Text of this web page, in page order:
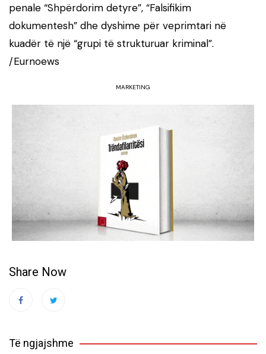
penale “Shpërdorim detyre”, “Falsifikim
dokumentesh” dhe dyshime për veprimtari në
kuadër të një “grupi të strukturuar kriminal”.
/Eurnoews
MARKETING
Share Now
Të ngjajshme